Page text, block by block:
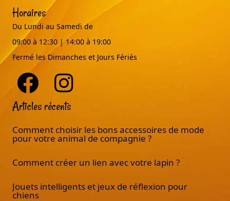
Horaires
Du Lundi au Samedi de
09:00 à 12:30 | 14:00 à 19:00
Fermé les Dimanches et Jours Fériés
Articles récents
Comment choisir les bons accessoires de mode
pour votre animal de compagnie ?
Comment créer un lien avec votre lapin ?
Jouets intelligents et jeux de réflexion pour
chiens